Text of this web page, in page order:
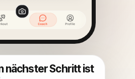
nächster Schritt ist